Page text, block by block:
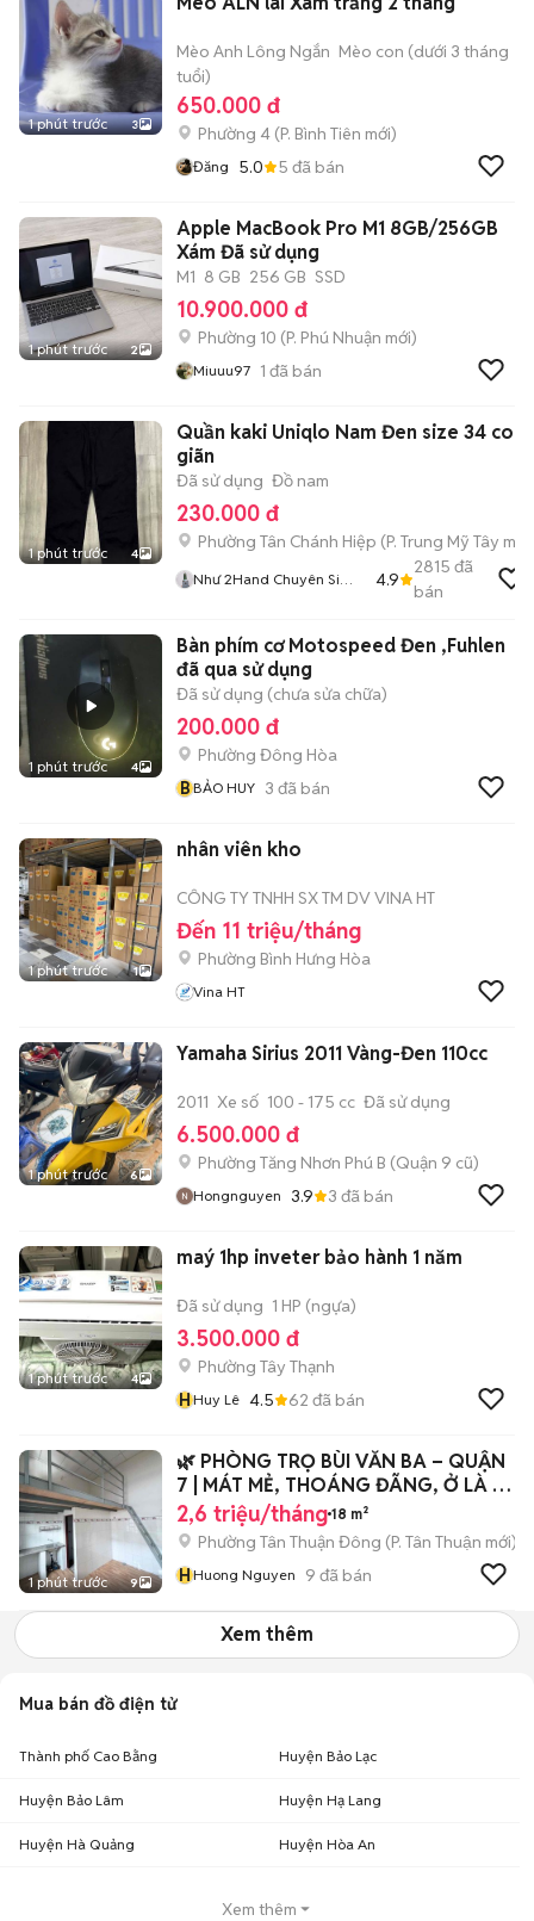
1 phút trước 3
Mèo Anh Lông Ngắn Mèo con (dưới 3 tháng
tuổi)
650.000 đ
Phường 4 (P. Bình Tiên mới)
Đăng 5.0 5 đã bán
1 phút trước 2
Apple MacBook Pro M1 8GB/256GB
Xám Đã sử dụng
M1 8 GB 256 GB SSD
10.900.000 đ
Phường 10 (P. Phú Nhuận mới)
Miuuu97 1 đã bán
1 phút trước 4
Quần kaki Uniqlo Nam Đen size 34 co
giãn
Đã sử dụng Đồ nam
230.000 đ
Phường Tân Chánh Hiệp (P. Trung Mỹ Tây mới)
Như 2Hand Chuyên Si
4.9
2815 đã
bán
1 phút trước 4
Bàn phím cơ Motospeed Đen ,Fuhlen
đã qua sử dụng
Đã sử dụng (chưa sửa chữa)
200.000 đ
Phường Đông Hòa
BBẢO HUY 3 đã bán
1 phút trước 1
nhân viên kho
CÔNG TY TNHH SX TM DV VINA HT
Đến 11 triệu/tháng
Phường Bình Hưng Hòa
Vina HT
1 phút trước 6
Yamaha Sirius 2011 Vàng-Đen 110cc
2011 Xe số 100 - 175 cc Đã sử dụng
6.500.000 đ
Phường Tăng Nhơn Phú B (Quận 9 cũ)
Hongnguyen 3.9 3 đã bán
1 phút trước 4
maý 1hp inveter bảo hành 1 năm
Đã sử dụng 1 HP (ngựa)
3.500.000 đ
Phường Tây Thạnh
HHuy Lê 4.5 62 đã bán
1 phút trước 9
🌿 PHÒNG TRỌ BÙI VĂN BA – QUẬN
7 | MÁT MẺ, THOÁNG ĐÃNG, Ở LÀ MÊ
🏡
2,6 triệu/tháng 18 m²
Phường Tân Thuận Đông (P. Tân Thuận mới)
HHuong Nguyen 9 đã bán
Xem thêm
Mua bán đồ điện tử
Thành phố Cao Bằng Huyện Bảo Lạc
Huyện Bảo Lâm Huyện Hạ Lang
Huyện Hà Quảng Huyện Hòa An
Xem thêm